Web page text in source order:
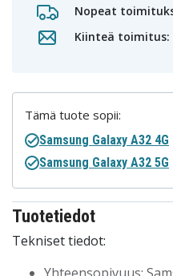
Nopeat
Kiinteä toimitus:
Tuotetiedot
Tekniset tiedot:
Tämä tuote sopii:
Samsung Galaxy A32 4G
Samsung Galaxy A32 5G